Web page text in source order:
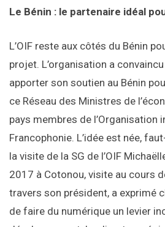
Le Bénin : le partenaire idéal
L’OIF reste aux côtés du Bénin
projet. L’organisation a
apporter son soutien au Bénin
ce Réseau des Ministres de
pays membres de l’Organisation
Francophonie. L’idée est née,
la visite de la SG de l’OIF
2017 à Cotonou, visite au cours
travers son président, a exprimé
de faire du numérique un levier